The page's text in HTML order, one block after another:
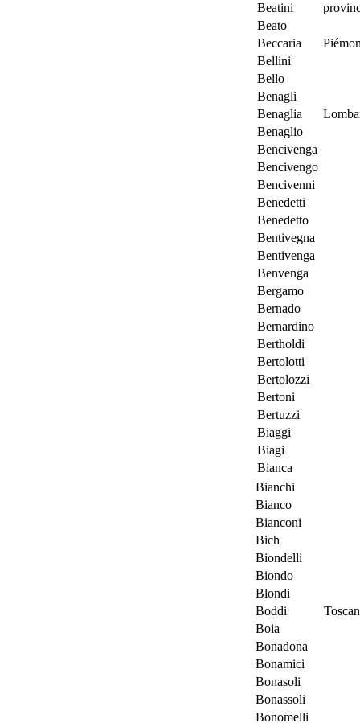
Beatini
Beato
Beccaria
Bellini
Bello
Benagli
Benaglia
Benaglio
Bencivenga
Bencivengo
Bencivenni
Benedetti
Benedetto
Bentivegna
Bentivenga
Benvenga
Bergamo
Bernado
Bernardino
Bertholdi
Bertolotti
Bertolozzi
Bertoni
Bertuzzi
Biaggi
Biagi
Bianca
Bianchi
Bianco
Bianconi
Bich
Biondelli
Biondo
Blondi
Boddi
Boia
Bonadona
Bonamici
Bonasoli
Bonassoli
Bonomelli